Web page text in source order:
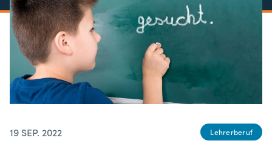
19 SEP. 2022 Lehrerberuf